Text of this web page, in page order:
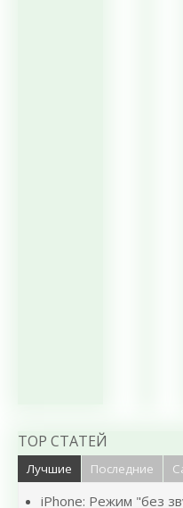
TOP СТАТЕЙ
Лучшие Последние
iPhone: Режим "без